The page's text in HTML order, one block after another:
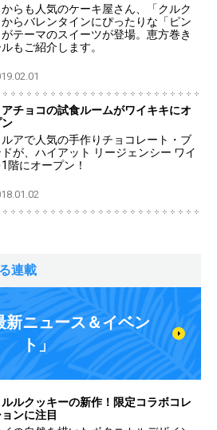
からも人気のケーキ屋さん、「クルク
らバレンタインにぴったりな「ピン
テーマのスイーツが登場。恵方巻き
もご紹介します。
チョコの試食ルームがワイキキにオ
アで人気の手作りチョコレート・ブ
が、ハイアット リージェンシー ワイ
階にオープン！
連載
新ニュース＆イベン
ト」
ルクッキーの新作！限定コラボコレ
ンに注目